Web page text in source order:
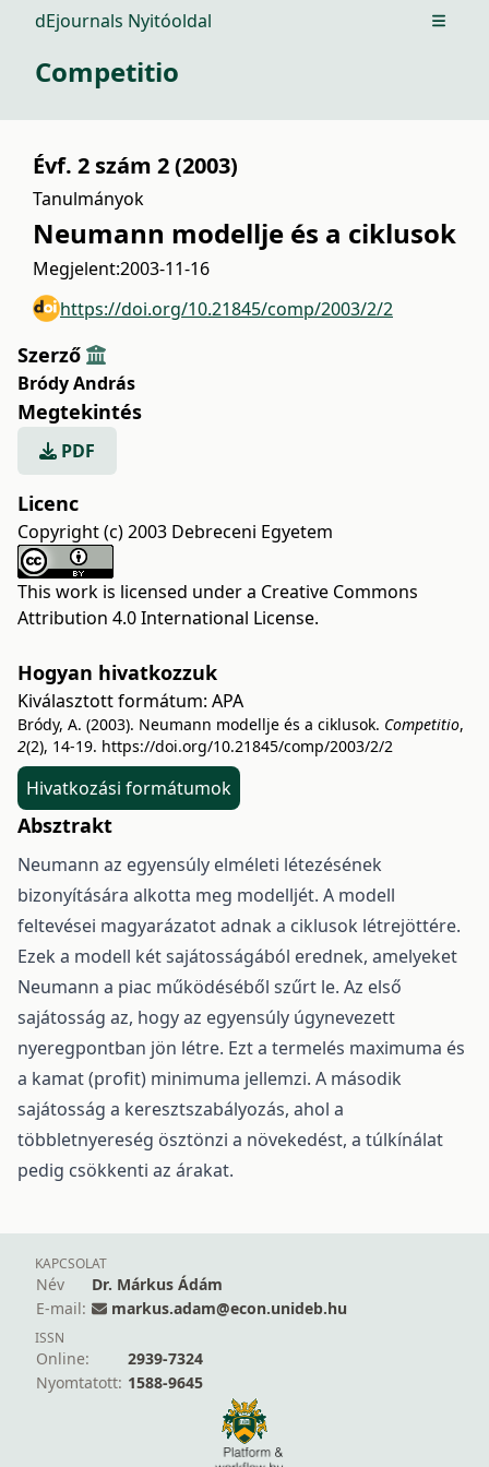
dEjournals Nyitóoldal Open
Competitio
Évf. 2 szám 2 (2003)
Tanulmányok
Neumann modellje és a ciklusok
Megjelent:2003-11-16
https://doi.org/10.21845/comp/2003/2/2
Szerző
Bródy András
Megtekintés
PDF
Licenc
Copyright (c) 2003 Debreceni Egyetem
This work is licensed under a Creative Commons
Attribution 4.0 International License.
Hogyan hivatkozzuk
Kiválasztott formátum: APA
Bródy, A. (2003). Neumann modellje és a ciklusok. Competitio,
2(2), 14-19. https://doi.org/10.21845/comp/2003/2/2
Hivatkozási formátumok
Absztrakt
Neumann az egyensúly elméleti létezésének
bizonyítására alkotta meg modelljét. A modell
feltevései magyarázatot adnak a ciklusok létrejöttére.
Ezek a modell két sajátosságából erednek, amelyeket
Neumann a piac működéséből szűrt le. Az első
sajátosság az, hogy az egyensúly úgynevezett
nyeregpontban jön létre. Ezt a termelés maximuma és
a kamat (profit) minimuma jellemzi. A második
sajátosság a keresztszabályozás, ahol a
többletnyereség ösztönzi a növekedést, a túlkínálat
pedig csökkenti az árakat.
KAPCSOLAT
Név
Dr. Márkus Ádám
E-mail:
markus.adam@econ.unideb.hu
ISSN
Online:
2939-7324
Nyomtatott: 1588-9645